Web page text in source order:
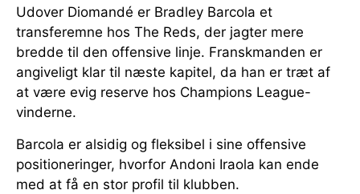
Udover Diomandé er Bradley Barcola et
transferemne hos The Reds, der jagter mere
bredde til den offensive linje. Franskmanden er
angiveligt klar til næste kapitel, da han er træt af
at være evig reserve hos Champions League-
vinderne.
Barcola er alsidig og fleksibel i sine offensive
positioneringer, hvorfor Andoni Iraola kan ende
med at få en stor profil til klubben.